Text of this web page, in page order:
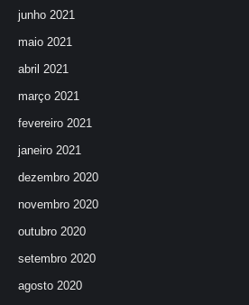
junho 2021
maio 2021
abril 2021
março 2021
fevereiro 2021
janeiro 2021
dezembro 2020
novembro 2020
outubro 2020
setembro 2020
agosto 2020